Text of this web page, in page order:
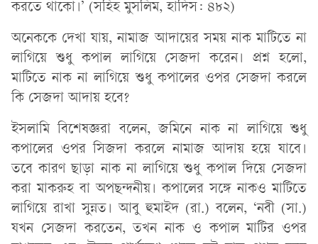
করতে থাকো।’ (সহিহ মুসলিম, হাদিস: ৪৮২)
অনেককে দেখা যায়, নামাজ আদায়ের সময় নাক মাটিতে না
লাগিয়ে শুধু কপাল লাগিয়ে সেজদা করেন। প্রশ্ন হলো,
মাটিতে নাক না লাগিয়ে শুধু কপালের ওপর সেজদা করলে
কি সেজদা আদায় হবে?
ইসলামি বিশেষজ্ঞরা বলেন, জমিনে নাক না লাগিয়ে শুধু
কপালের ওপর সিজদা করলে নামাজ আদায় হয়ে যাবে।
তবে কারণ ছাড়া নাক না লাগিয়ে শুধু কপাল দিয়ে সেজদা
করা মাকরুহ বা অপছন্দনীয়। কপালের সঙ্গে নাকও মাটিতে
লাগিয়ে রাখা সুন্নত। আবু হুমাইদ (রা.) বলেন, ‘নবী (সা.)
যখন সেজদা করতেন, তখন নাক ও কপাল মাটির ওপর